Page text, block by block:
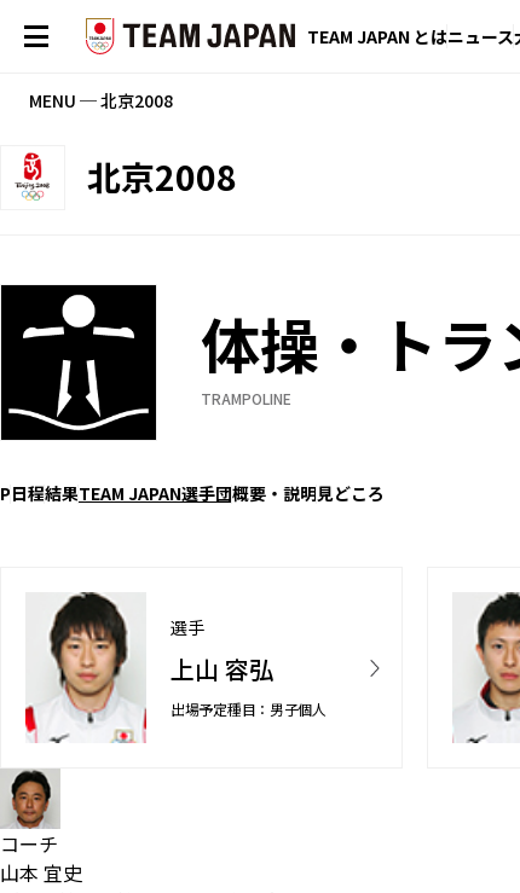
TEAM JAPAN とはニュース
MENU ─ 北京2008
北京2008
体操・トラ
TRAMPOLINE
日程結果TEAM JAPAN選手団概要・説明見どころ
選手
上山 容弘
出場予定種目：男子個人
コーチ
山本 宜史